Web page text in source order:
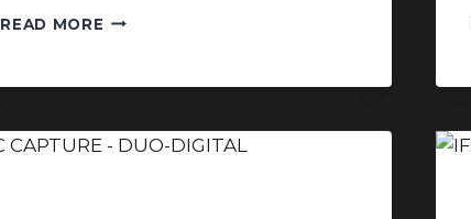
READ MORE CRÉATION
POUR
SECTEUR